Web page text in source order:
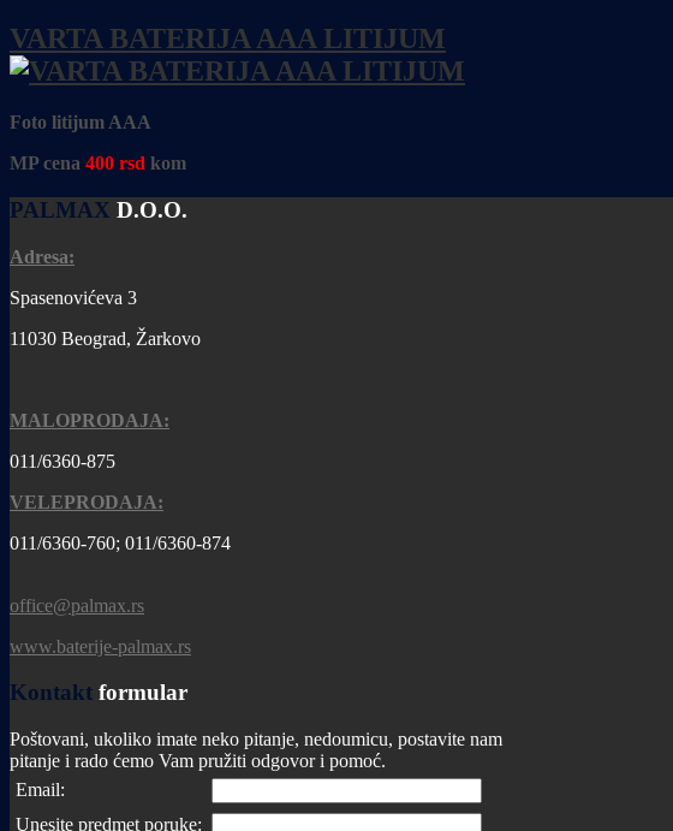
VARTA BATERIJA AAA LITIJUM
Foto litijum AAA
MP cena 400 rsd kom
PALMAX D.O.O.
Adresa:
Spasenovićeva 3
11030 Beograd, Žarkovo
MALOPRODAJA:
011/6360-875
VELEPRODAJA:
011/6360-760; 011/6360-874
office@palmax.rs
www.baterije-palmax.rs
Kontakt formular
Poštovani, ukoliko imate neko pitanje, nedoumicu, postavite nam
pitanje i rado ćemo Vam pružiti odgovor i pomoć.
Email:
Unesite predmet poruke: